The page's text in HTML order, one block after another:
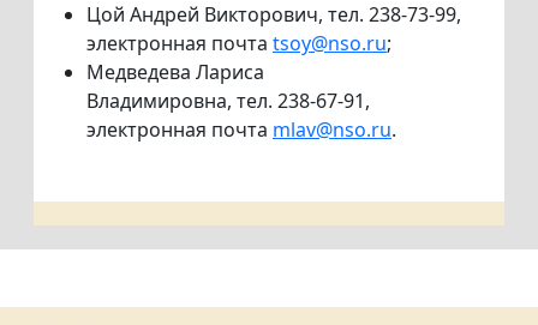
Цой Андрей Викторович, тел. 238-73-99,
электронная почта tsoy@nso.ru;
Медведева Лариса
Владимировна, тел. 238-67-91,
электронная почта mlav@nso.ru.